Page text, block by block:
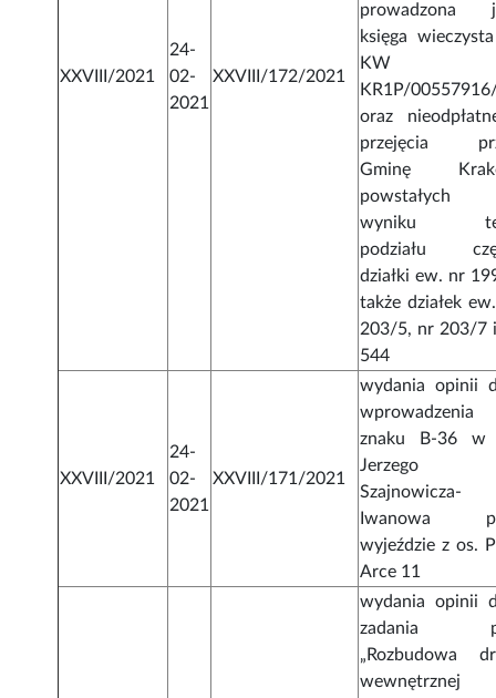
XXVIII/2021
24-
02-
2021
XXVIII/172/2021
prowadzona
księga
KW
KR1P/
oraz
przejęcia
Gminę
wyniku
podziału
działki ew. nr
także działek
203/5, nr 203/7
544
XXVIII/2021
24-
02-
2021
XXVIII/171/2021
wydania opinii
wprowadzenia
znaku B-36 w
Jerzego
Szajnowicza-
Iwanowa
wyjeździe z os.
Arce 11
wydania opinii
zadania
„Rozbudowa
wewnętrznej